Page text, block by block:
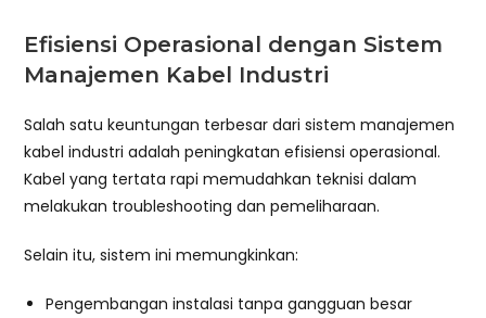
Efisiensi Operasional dengan Sistem
Manajemen Kabel Industri
Salah satu keuntungan terbesar dari sistem manajemen
kabel industri adalah peningkatan efisiensi operasional.
Kabel yang tertata rapi memudahkan teknisi dalam
melakukan troubleshooting dan pemeliharaan.
Selain itu, sistem ini memungkinkan:
Pengembangan instalasi tanpa gangguan besar